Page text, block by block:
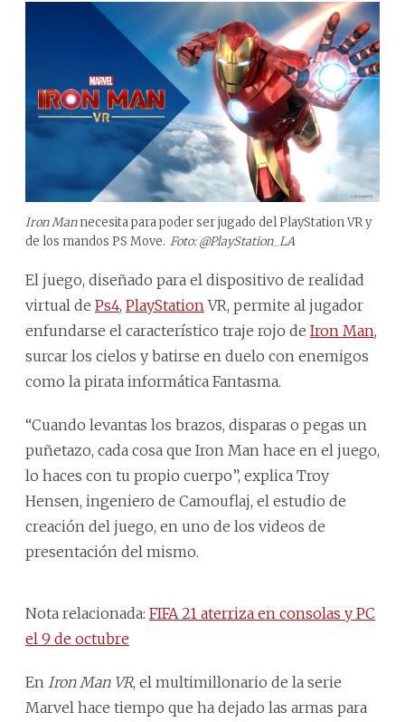
Iron Mannecesita para poder ser jugado del PlayStation VR y
de los mandos PS Move. Foto: @PlayStation_LA
El juego, diseñado para el dispositivo de realidad
virtual de Ps4, PlayStation VR, permite al jugador
enfundarse el característico traje rojo de Iron Man,
surcar los cielos y batirse en duelo con enemigos
como la pirata informática Fantasma.
“Cuando levantas los brazos, disparas o pegas un
puñetazo, cada cosa que Iron Man hace en el juego,
lo haces con tu propio cuerpo”, explica Troy
Hensen, ingeniero de Camouflaj, el estudio de
creación del juego, en uno de los videos de
presentación del mismo.
Nota relacionada: FIFA 21 aterriza en consolas y PC
el 9 de octubre
En Iron Man VR, el multimillonario de la serie
Marvel hace tiempo que ha dejado las armas para